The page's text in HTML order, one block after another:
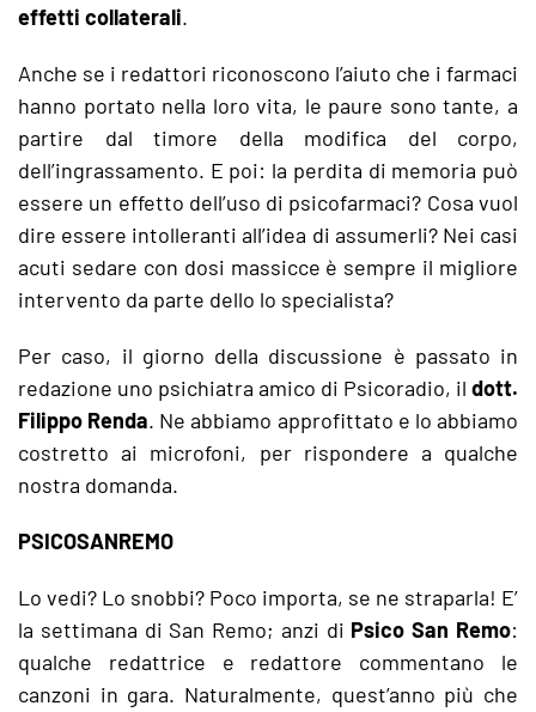
effetti collaterali.
Anche se i redattori riconoscono l’aiuto che i farmaci
hanno portato nella loro vita, le paure sono tante, a
partire dal timore della modifica del corpo,
dell’ingrassamento. E poi: la perdita di memoria può
essere un effetto dell’uso di psicofarmaci? Cosa vuol
dire essere intolleranti all’idea di assumerli? Nei casi
acuti sedare con dosi massicce è sempre il migliore
intervento da parte dello lo specialista?
Per caso, il giorno della discussione è passato in
redazione uno psichiatra amico di Psicoradio, il dott.
Filippo Renda. Ne abbiamo approfittato e lo abbiamo
costretto ai microfoni, per rispondere a qualche
nostra domanda.
PSICOSANREMO
Lo vedi? Lo snobbi? Poco importa, se ne straparla! E’
la settimana di San Remo; anzi di Psico San Remo:
qualche redattrice e redattore commentano le
canzoni in gara. Naturalmente, quest’anno più che